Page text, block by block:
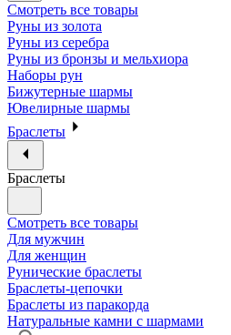
Смотреть все товары
Руны из золота
Руны из серебра
Руны из бронзы и мельхиора
Наборы рун
Бижутерные шармы
Ювелирные шармы
Браслеты
Браслеты
Смотреть все товары
Для мужчин
Для женщин
Рунические браслеты
Браслеты-цепочки
Браслеты из паракорда
Натуральные камни с шармами